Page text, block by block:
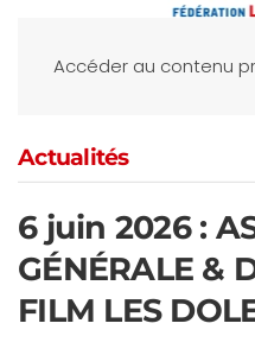
Accéder au contenu
Actualités
6 juin 2026 :
GÉNÉRALE &
FILM LES